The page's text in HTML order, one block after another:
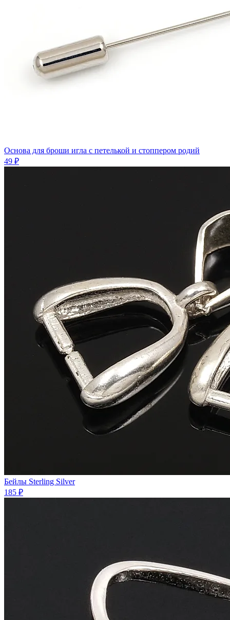
Основа для броши игла с петелькой и стоппером родий
49 ₽
Бейлы Sterling Silver
185 ₽